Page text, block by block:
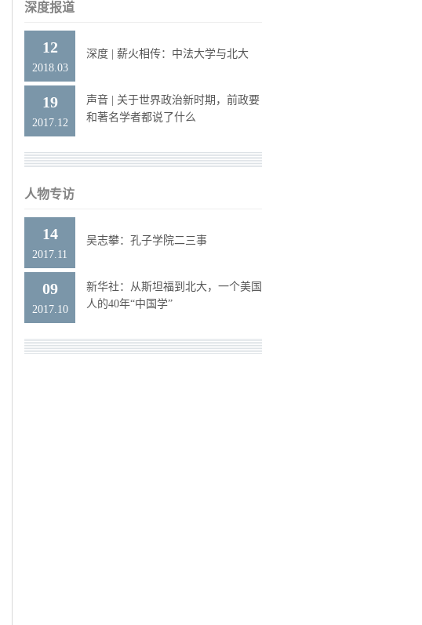
深度报道
12
2018.03
深度 | 薪火相传：中法大学与北大
19
2017.12
声音 | 关于世界政治新时期，前政要
和著名学者都说了什么
人物专访
14
2017.11
吴志攀：孔子学院二三事
09
2017.10
新华社：从斯坦福到北大，一个美国
人的40年“中国学”